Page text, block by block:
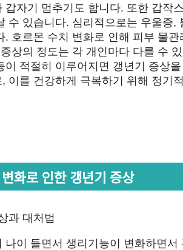
갑자기 멈추기도 합니다. 또한 갑작
수 있습니다. 심리적으로는 우울증
. 호르몬 수치 변화로 인해 피부 물
상의 정도는 각 개인마다 다를 수
이 적절히 이루어지면 갱년기 증상
이를 건강하게 극복하기 위해 정기
화로 인한 갱년기 증상
과 대처법
나이 들면서 생리기능이 변화하면